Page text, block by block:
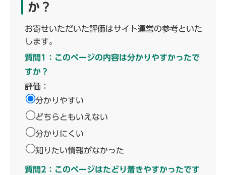
か？
お寄せいただいた評価はサイト運営の参考といた
します。
質問1：このページの内容は分かりやすかったで
すか？
評価：
分かりやすい
どちらともいえない
分かりにくい
知りたい情報がなかった
質問2：このページはたどり着きやすかったです